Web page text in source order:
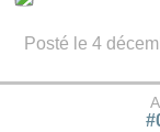
Posté le 4